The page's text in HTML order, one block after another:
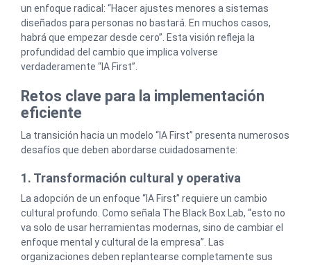
un enfoque radical: “Hacer ajustes menores a sistemas
diseñados para personas no bastará. En muchos casos,
habrá que empezar desde cero”. Esta visión refleja la
profundidad del cambio que implica volverse
verdaderamente “IA First”.
Retos clave para la implementación
eficiente
La transición hacia un modelo “IA First” presenta numerosos
desafíos que deben abordarse cuidadosamente:
1. Transformación cultural y operativa
La adopción de un enfoque “IA First” requiere un cambio
cultural profundo. Como señala The Black Box Lab, “esto no
va solo de usar herramientas modernas, sino de cambiar el
enfoque mental y cultural de la empresa”. Las
organizaciones deben replantearse completamente sus